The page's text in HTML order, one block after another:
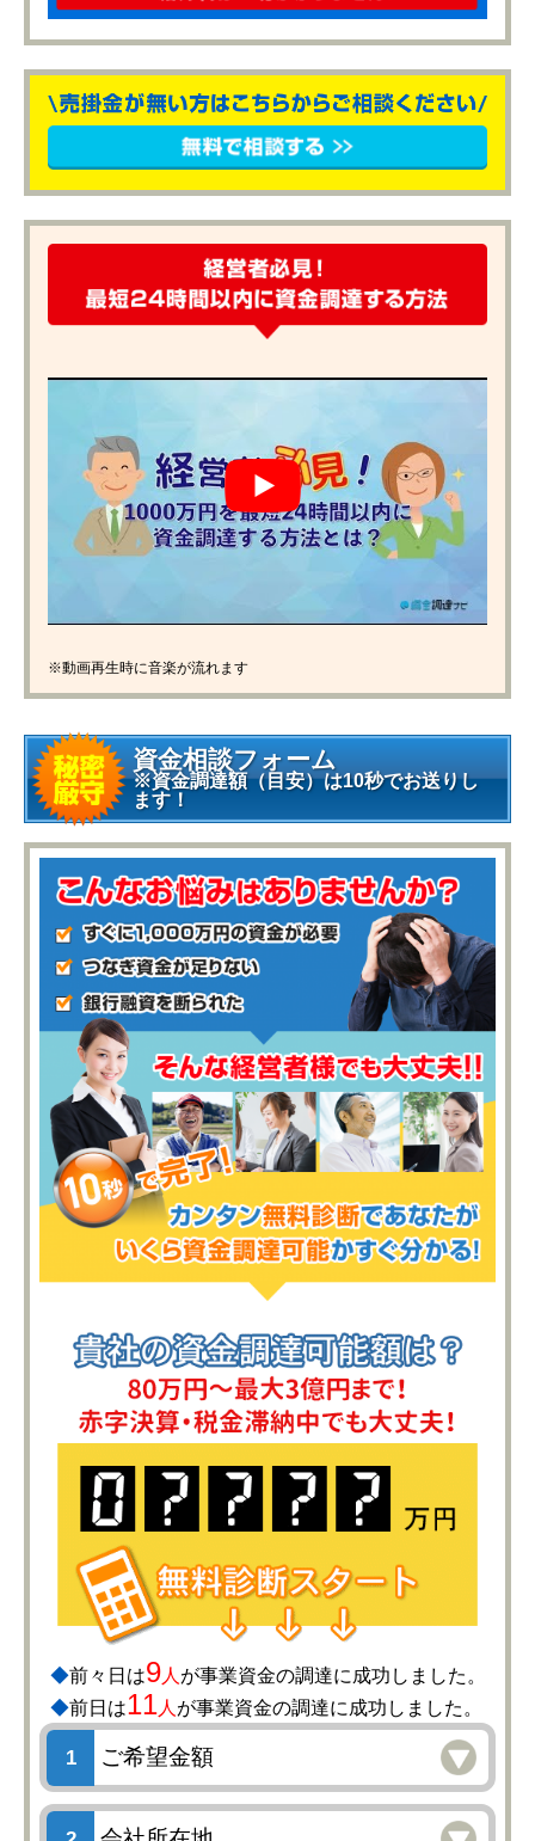
※動画再生時に音楽が流れます
資金相談フォーム
※資金調達額（目安）は10秒でお送りし
ます！
◆前々日は9人 が事業資金の調達に成功しました。
◆前日は11人 が事業資金の調達に成功しました。